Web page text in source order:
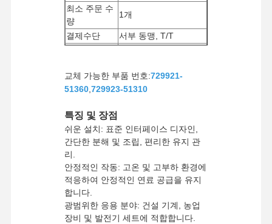
최소 주문 수
량
1개
결제수단 서부 동맹, T/T
교체 가능한 부품 번호:729921-
51360, 729923-51310
특징 및 장점
쉬운 설치: 표준 인터페이스 디자인,
간단한 분해 및 조립, 편리한 유지 관
리.
안정적인 작동: 고온 및 고부하 환경에
적응하여 안정적인 연료 공급을 유지
합니다.
광범위한 응용 분야: 건설 기계, 농업
장비 및 발전기 세트에 적합합니다.